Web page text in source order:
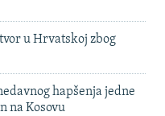
u Hrvatskoj zbog
hapšenja jedne
na Kosovu